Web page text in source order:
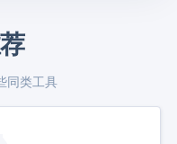
同类工具